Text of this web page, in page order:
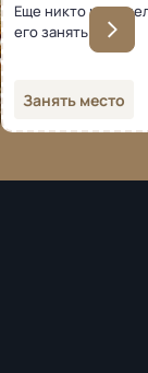
Еще никто не
его занять
Занять место